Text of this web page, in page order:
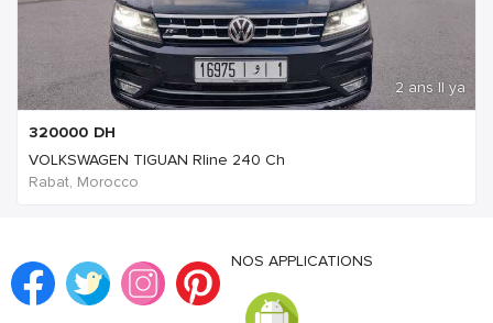
2 ans Il ya
320000 DH
VOLKSWAGEN TIGUAN Rline 240 Ch
Rabat, Morocco
NOS APPLICATIONS